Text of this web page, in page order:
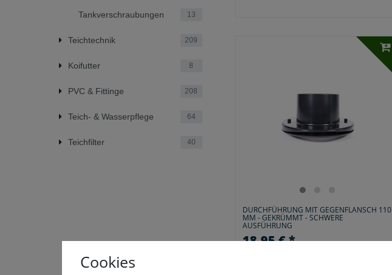
Tankverschraubungen 13
Teichtechnik 209
Koifutter 8
PVC & Fittinge 208
Teich- & Wasserpflege 64
Teichfilter 40
DURCHFÜHRUNG MIT GEGENFLANSCH 110
MM - GEKRÜMMT - SCHWERE
AUSFÜHRUNG
18,95 € *
Cookies